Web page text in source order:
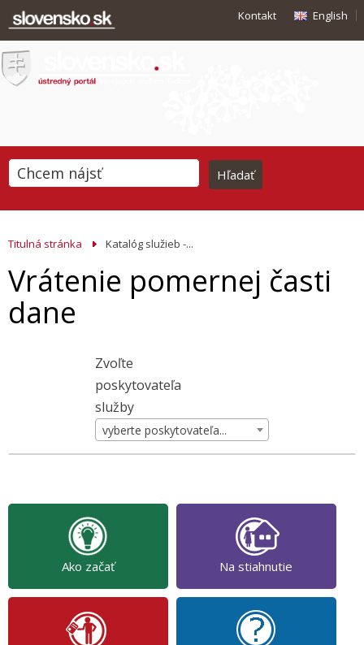
Kontakt English
Titulná stránka Katalóg služieb -...
Vrátenie pomernej časti
dane
Zvoľte
poskytovateľa
služby
vyberte poskytovateľa...
Ako začať Na stiahnutie